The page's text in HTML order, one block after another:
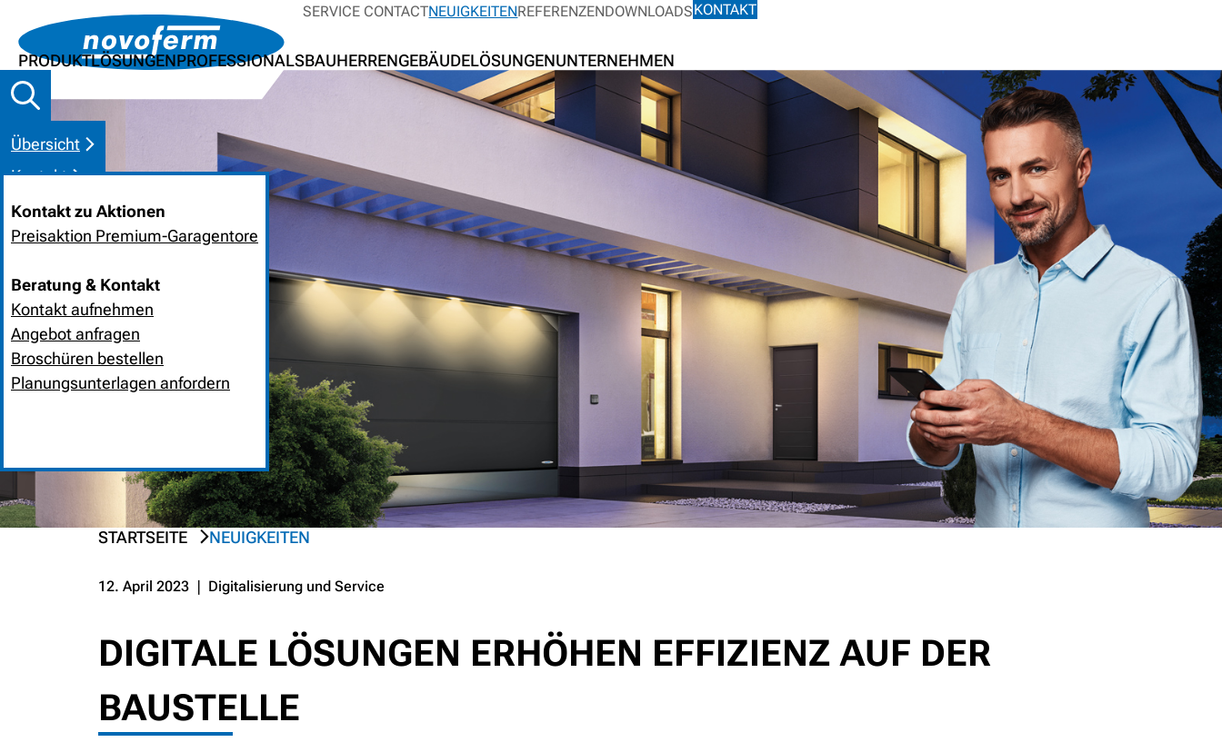
PRODUKTLÖSUNGENPROFESSIONALSBAUHERRENGEBÄUDELÖSUNGENUNTERNEHMEN
SERVICE CONTACTNEUIGKEITENREFERENZENDOWNLOADSKONTAKT
Übersicht
Kontakt
Kontakt zu Aktionen
Preisaktion Premium-Garagentore
Beratung & Kontakt
Kontakt aufnehmen
Angebot anfragen
Broschüren bestellen
Planungsunterlagen anfordern
NEXTSTARTSEITE NEUIGKEITEN
12. April 2023 Digitalisierung und Service
DIGITALE LÖSUNGEN ERHÖHEN EFFIZIENZ AUF DER
BAUSTELLE